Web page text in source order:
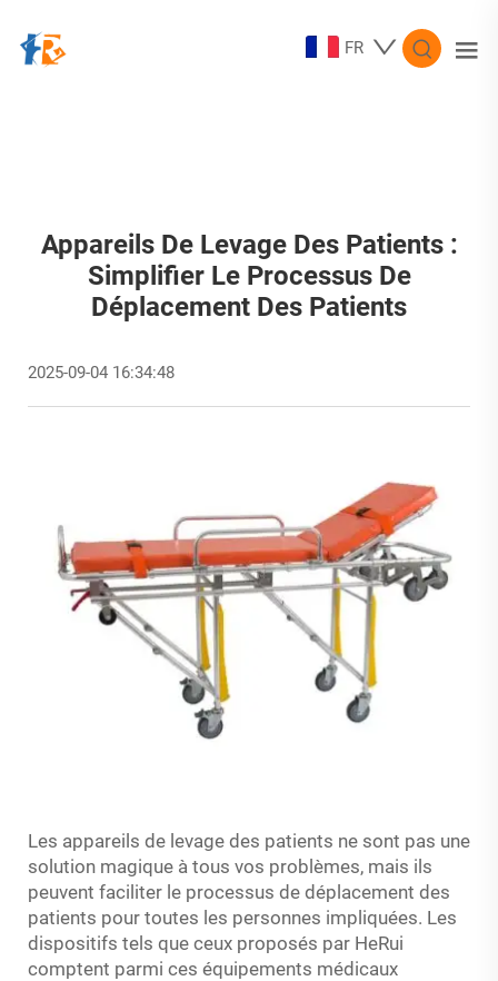
FR
Appareils De Levage Des Patients :
Simplifier Le Processus De
Déplacement Des Patients
2025-09-04 16:34:48
Les appareils de levage des patients ne sont pas une
solution magique à tous vos problèmes, mais ils
peuvent faciliter le processus de déplacement des
patients pour toutes les personnes impliquées. Les
dispositifs tels que ceux proposés par HeRui
comptent parmi ces équipements médicaux